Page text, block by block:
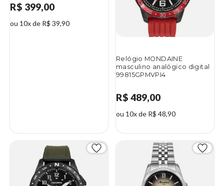
R$ 399,00
ou 10x de R$ 39,90
Relógio MONDAINE
masculino analógico digital
99815GPMVPI4
R$ 489,00
ou 10x de R$ 48,90